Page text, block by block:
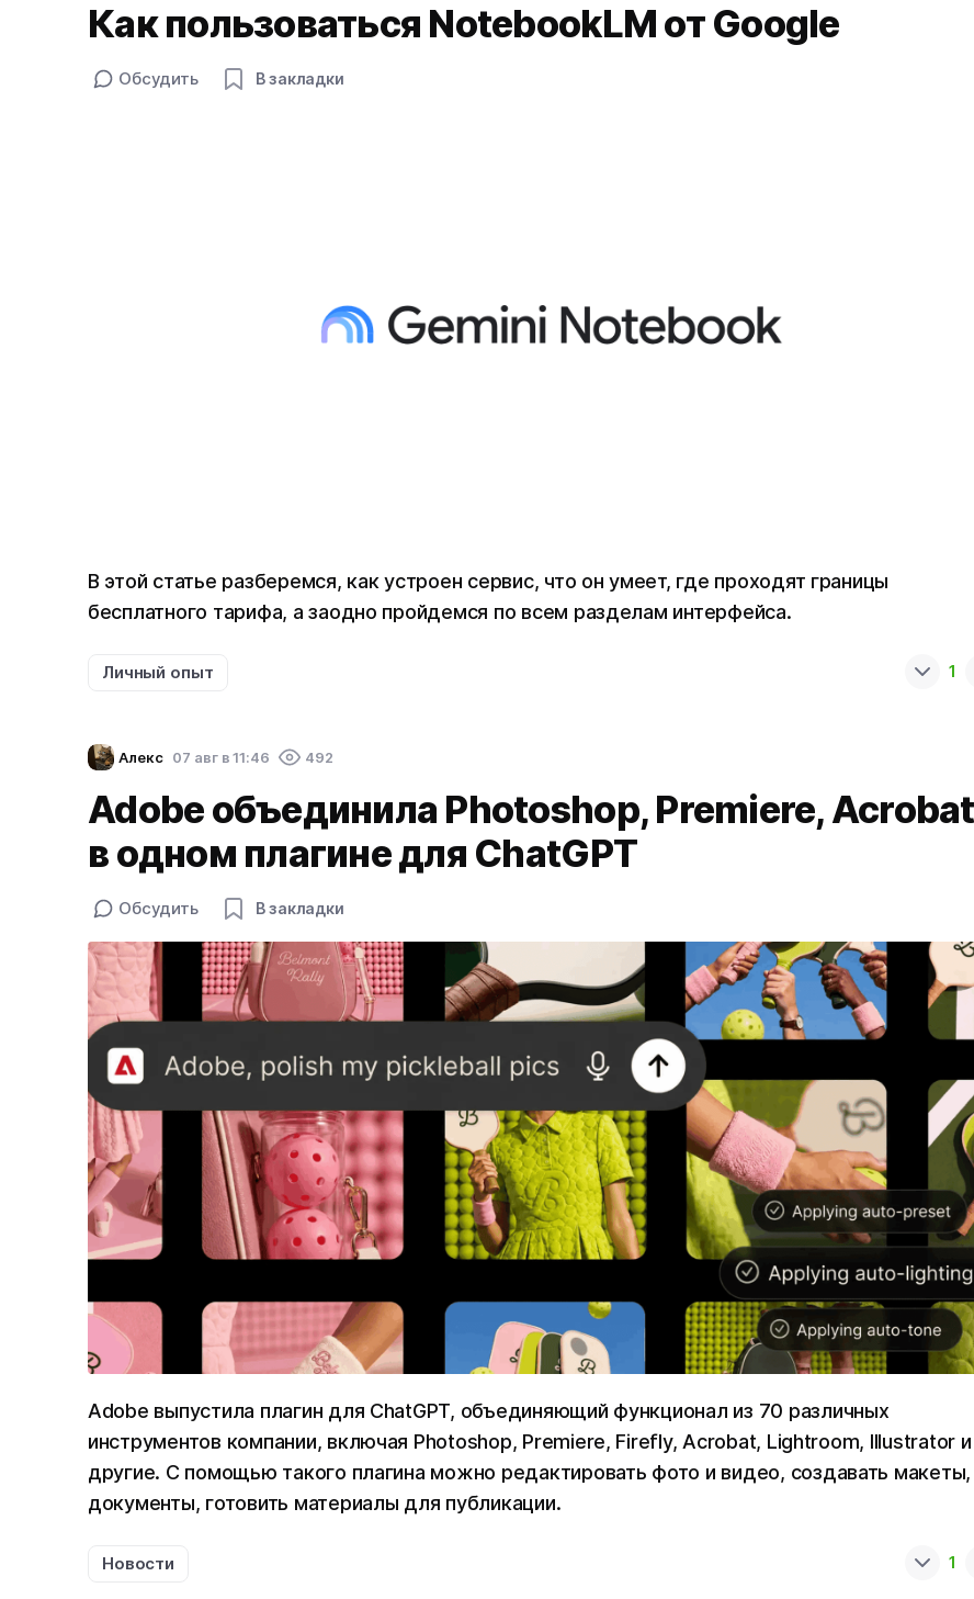
Как пользоваться NotebookLM от Google
Обсудить В закладки
В этой статье разберемся, как устроен сервис, что он умеет, где проходят границы
бесплатного тарифа, а заодно пройдемся по всем разделам интерфейса.
Личный опыт 1
Алекс 07 авг в 11:46 492
Adobe объединила Photoshop, Premiere, Acrobat
в одном плагине для ChatGPT
Обсудить В закладки
Adobe выпустила плагин для ChatGPT, объединяющий функционал из 70 различных
инструментов компании, включая Photoshop, Premiere, Firefly, Acrobat, Lightroom, Illustrator и
другие. С помощью такого плагина можно редактировать фото и видео, создавать макеты,
документы, готовить материалы для публикации.
Новости 1